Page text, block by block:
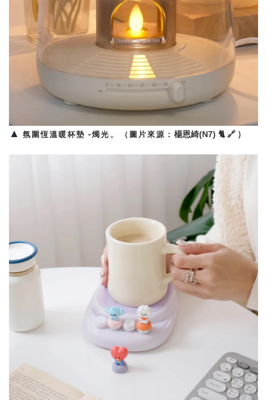
▲ 氛圍恆溫 暖杯墊 -燭光 。 （圖片來源： 楊恩綺(N7) 🐈🔗 ）